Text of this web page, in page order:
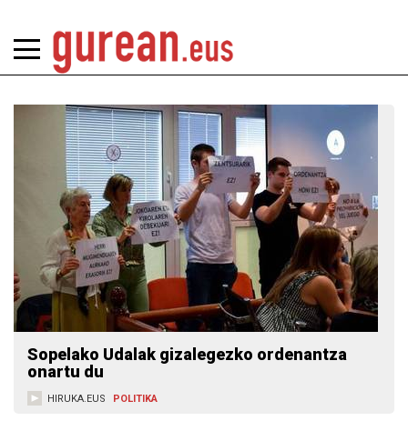
Sopelako Udalak gizalegezko ordenantza
onartu du
HIRUKA.EUS POLITIKA